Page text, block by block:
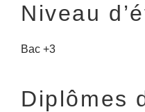
Niveau
Bac +3
Diplômes